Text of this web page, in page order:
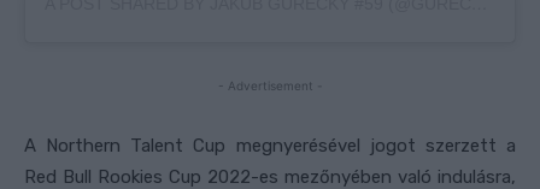
- Advertisement -
A Northern Talent Cup megnyerésével jogot szerzett a
Red Bull Rookies Cup 2022-es mezőnyében való indulásra,